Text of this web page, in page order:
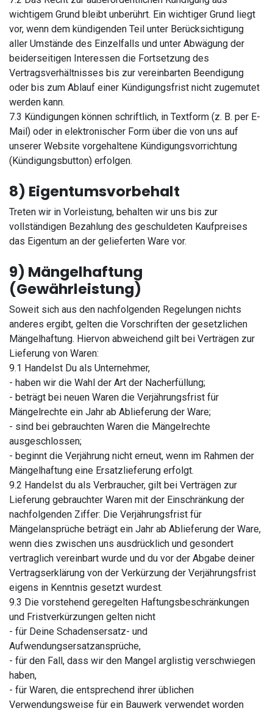
wichtigem Grund bleibt unberührt. Ein wichtiger Grund liegt
vor, wenn dem kündigenden Teil unter Berücksichtigung
aller Umstände des Einzelfalls und unter Abwägung der
beiderseitigen Interessen die Fortsetzung des
Vertragsverhältnisses bis zur vereinbarten Beendigung
oder bis zum Ablauf einer Kündigungsfrist nicht zugemutet
werden kann.
7.3 Kündigungen können schriftlich, in Textform (z. B. per E-
Mail) oder in elektronischer Form über die von uns auf
unserer Website vorgehaltene Kündigungsvorrichtung
(Kündigungsbutton) erfolgen.
8) Eigentumsvorbehalt
Treten wir in Vorleistung, behalten wir uns bis zur
vollständigen Bezahlung des geschuldeten Kaufpreises
das Eigentum an der gelieferten Ware vor.
9) Mängelhaftung
(Gewährleistung)
Soweit sich aus den nachfolgenden Regelungen nichts
anderes ergibt, gelten die Vorschriften der gesetzlichen
Mängelhaftung. Hiervon abweichend gilt bei Verträgen zur
Lieferung von Waren:
9.1 Handelst Du als Unternehmer,
- haben wir die Wahl der Art der Nacherfüllung;
- beträgt bei neuen Waren die Verjährungsfrist für
Mängelrechte ein Jahr ab Ablieferung der Ware;
- sind bei gebrauchten Waren die Mängelrechte
ausgeschlossen;
- beginnt die Verjährung nicht erneut, wenn im Rahmen der
Mängelhaftung eine Ersatzlieferung erfolgt.
9.2 Handelst du als Verbraucher, gilt bei Verträgen zur
Lieferung gebrauchter Waren mit der Einschränkung der
nachfolgenden Ziffer: Die Verjährungsfrist für
Mängelansprüche beträgt ein Jahr ab Ablieferung der Ware,
wenn dies zwischen uns ausdrücklich und gesondert
vertraglich vereinbart wurde und du vor der Abgabe deiner
Vertragserklärung von der Verkürzung der Verjährungsfrist
eigens in Kenntnis gesetzt wurdest.
9.3 Die vorstehend geregelten Haftungsbeschränkungen
und Fristverkürzungen gelten nicht
- für Deine Schadensersatz- und
Aufwendungsersatzansprüche,
- für den Fall, dass wir den Mangel arglistig verschwiegen
haben,
- für Waren, die entsprechend ihrer üblichen
Verwendungsweise für ein Bauwerk verwendet worden